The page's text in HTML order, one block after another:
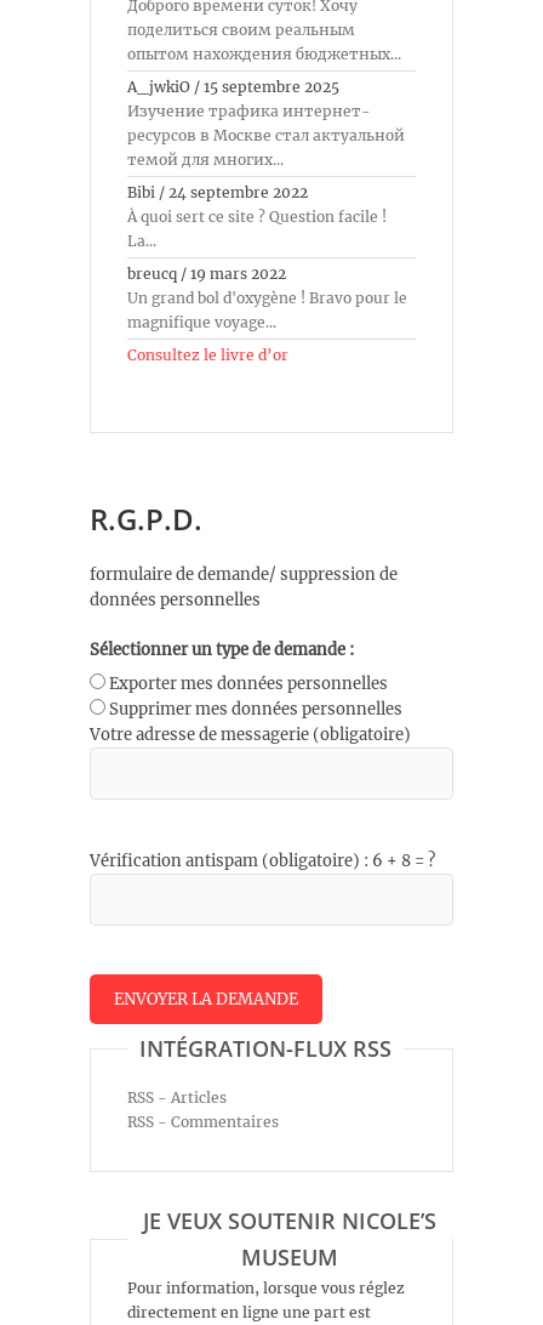
Доброго времени суток! Хочу
поделиться своим реальным
опытом нахождения бюджетных...
A_jwkiO / 15 septembre 2025
Изучение трафика интернет-
ресурсов в Москве стал актуальной
темой для многих...
Bibi / 24 septembre 2022
À quoi sert ce site ? Question facile !
La...
breucq / 19 mars 2022
Un grand bol d'oxygène ! Bravo pour le
magnifique voyage...
Consultez le livre d’or
R.G.P.D.
formulaire de demande/ suppression de
données personnelles
Sélectionner un type de demande :
Exporter mes données personnelles
Supprimer mes données personnelles
Votre adresse de messagerie (obligatoire)
Vérification antispam (obligatoire) : 6 + 8 = ?
INTÉGRATION-FLUX RSS
RSS - Articles
RSS - Commentaires
JE VEUX SOUTENIR NICOLE’S
MUSEUM
Pour information, lorsque vous réglez
directement en ligne une part est